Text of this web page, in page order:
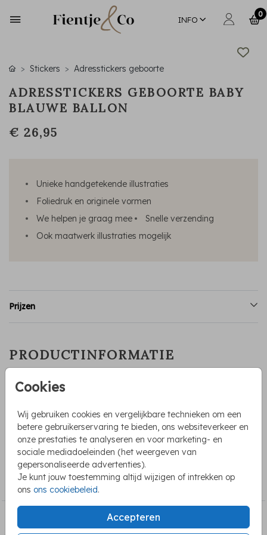
INFO
0
Cookies
Wij gebruiken cookies en vergelijkbare technieken om een
betere gebruikerservaring te bieden, ons websiteverkeer en
onze prestaties te analyseren en voor marketing- en
sociale mediadoeleinden (het weergeven van
gepersonaliseerde advertenties).
Je kunt jouw toestemming altijd wijzigen of intrekken op
ons ons cookiebeleid.
Accepteren
Stickers Adresstickers geboorte
ADRESSTICKERS GEBOORTE BABY
BLAUWE BALLON
€ 26,95
Unieke handgetekende illustraties
Foliedruk en originele vormen
We helpen je graag mee
Snelle verzending
Ook maatwerk illustraties mogelijk
Prijzen
PRODUCTINFORMATIE
OMSCHRIJVING
blauwe ballon. LET OP: Voer voordat je in de editor gaat
het aantal in bij "opties selecteren". Formaat stickers
60x30mm per vel van 24 stuks
COLLECTIE
Adresstickers geboorte
BEKIJK OOK